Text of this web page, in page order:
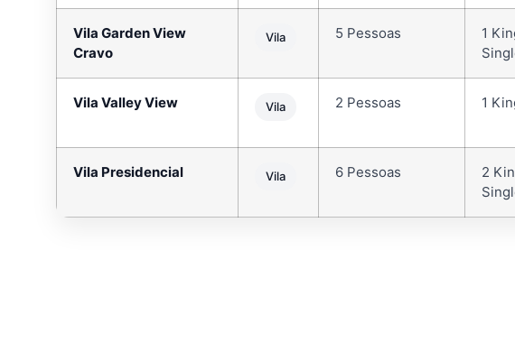
Vila Garden View
Cravo
Vila 5 Pessoas
1
Vila Valley View Vila 2 Pessoas 1
Vila Presidencial Vila 6 Pessoas
2